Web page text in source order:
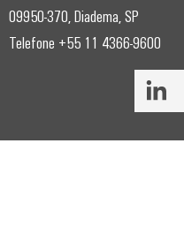
09950-370, Diadema, SP
Telefone +55 11 4366-9600